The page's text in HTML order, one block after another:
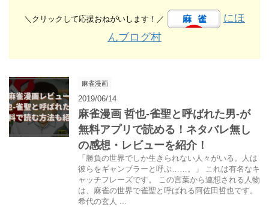
＼クリックして応援おねがいします！／
にほ
んブログ村
麻雀漫画
2019/06/14
麻雀漫画 哲也-雀聖と呼ばれた男-が
無料アプリで読める！ネタバレ無し
の感想・レビューを紹介！
「勝負の世界でしか生きられない人々がいる。人は
彼らをギャンブラーと呼ぶ……。」 これは有名なキ
ャッチフレーズです。 この言葉から連想される人物
は、麻雀の世界で雀聖と呼ばれる阿佐田哲也です。
希代の玄人 ...